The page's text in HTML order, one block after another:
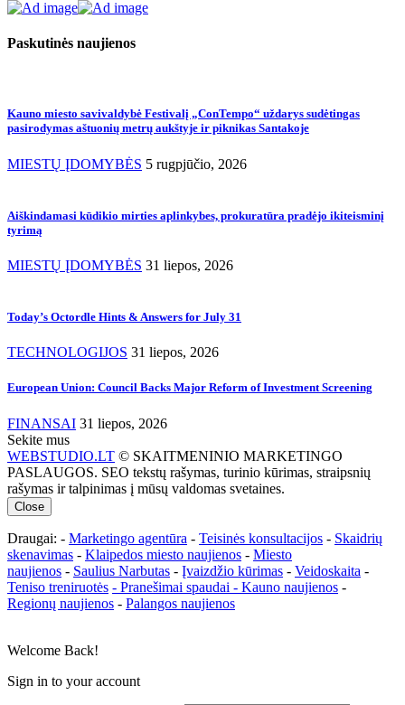
Paskutinės naujienos
Kauno miesto savivaldybė Festivalį „ConTempo“ uždarys sudėtingas
pasirodymas aštuonių metrų aukštyje ir piknikas Santakoje
MIESTŲ ĮDOMYBĖS 5 rugpjūčio, 2026
Aiškindamasi kūdikio mirties aplinkybes, prokuratūra pradėjo ikiteisminį
tyrimą
MIESTŲ ĮDOMYBĖS 31 liepos, 2026
Today’s Octordle Hints & Answers for July 31
TECHNOLOGIJOS 31 liepos, 2026
European Union: Council Backs Major Reform of Investment Screening
FINANSAI 31 liepos, 2026
Sekite mus
WEBSTUDIO.LT © SKAITMENINIO MARKETINGO
PASLAUGOS. SEO tekstų rašymas, turinio kūrimas, straipsnių
rašymas ir talpinimas į mūsų valdomas svetaines.
Close
Draugai: - Marketingo agentūra - Teisinės konsultacijos - Skaidrių
skenavimas - Klaipedos miesto naujienos - Miesto
naujienos - Saulius Narbutas - Įvaizdžio kūrimas - Veidoskaita -
Teniso treniruotės - Pranešimai spaudai - Kauno naujienos -
Regionų naujienos - Palangos naujienos
Welcome Back!
Sign in to your account